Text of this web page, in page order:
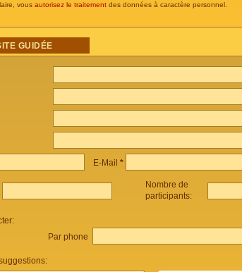
vous autorisez le traitement des données à caractère personnel.
GUIDÉE
E-Mail *
Nombre de
participants:
Par phone